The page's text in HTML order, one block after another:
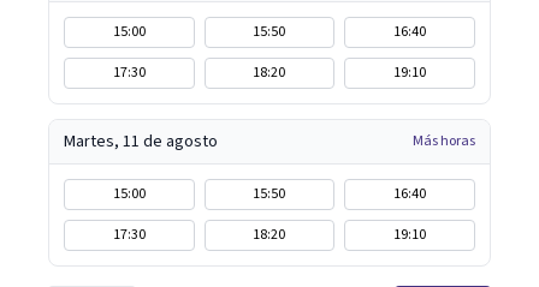
15:00 15:50
16:40
17:30
18:20 19:10
Martes, 11 de agosto Más horas
15:00 15:50
16:40
17:30
18:20 19:10